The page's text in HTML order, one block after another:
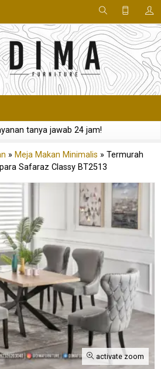
tanya jawab 24 jam!
» Meja Makan Minimalis » Termurah
Safaraz Classy BT2513
activate zoom